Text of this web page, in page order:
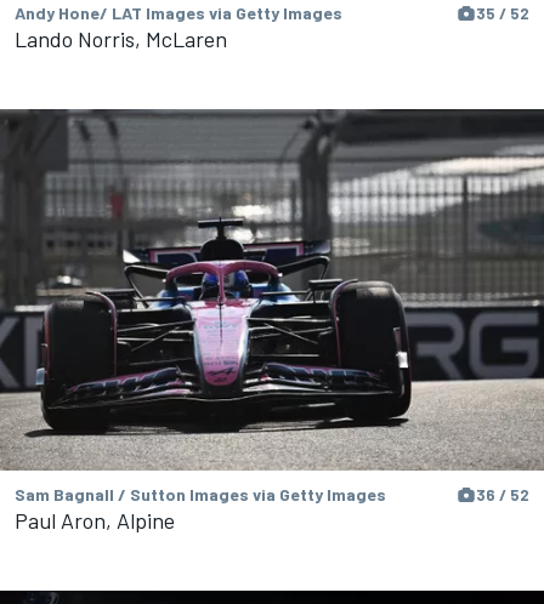
Andy Hone/ LAT Images via Getty Images 35 / 52
Lando Norris, McLaren
Sam Bagnall / Sutton Images via Getty Images 36 / 52
Paul Aron, Alpine